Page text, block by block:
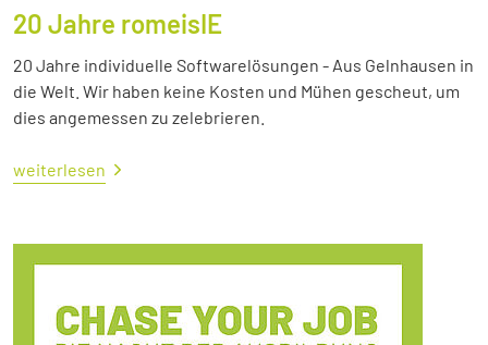
20 Jahre romeisIE
20 Jahre individuelle Softwarelösungen - Aus Gelnhausen in
die Welt. Wir haben keine Kosten und Mühen gescheut, um
dies angemessen zu zelebrieren.
weiterlesen